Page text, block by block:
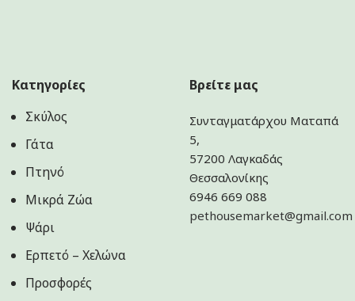
Κατηγορίες
Σκύλος
Γάτα
Πτηνό
Μικρά Ζώα
Ψάρι
Ερπετό – Χελώνα
Προσφορές
Βρείτε μας
Συνταγματάρχου Ματαπά
5,
57200 Λαγκαδάς
Θεσσαλονίκης
6946 669 088
pethousemarket@gmail.com